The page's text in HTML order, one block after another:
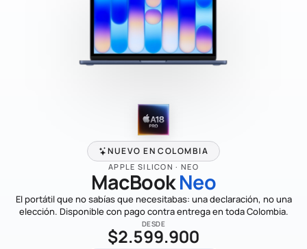
NUEVO EN COLOMBIA
APPLE SILICON · NEO
MacBookNeo
El portátil que no sabías que necesitabas: una declaración, no una
elección. Disponible con pago contra entrega en toda Colombia.
DESDE
$2.599.900